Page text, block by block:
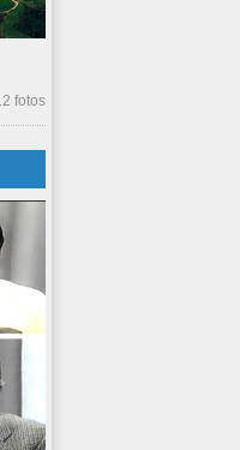
fotos